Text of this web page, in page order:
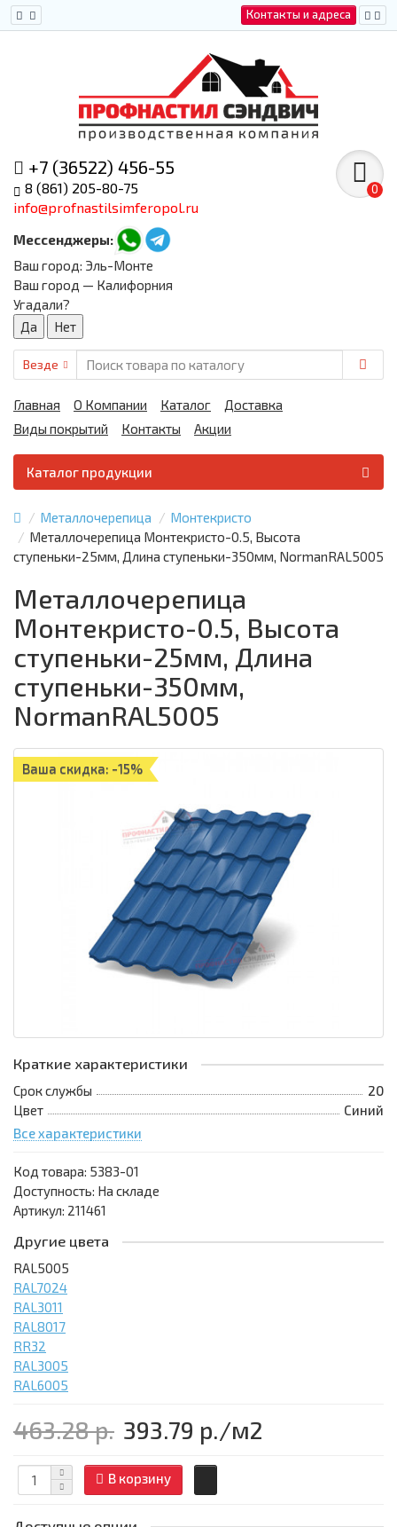
Контакты и адреса
+7 (36522) 456-55
8 (861) 205-80-75
info@profnastilsimferopol.ru
Мессенджеры:
0
Ваш город: Эль-Монте
Ваш город — Калифорния
Угадали?
Везде
Главная О Компании Каталог
Доставка
Виды покрытий
Контакты Акции
Каталог продукции
Металлочерепица
Монтекристо
Металлочерепица Монтекристо-0.5, Высота
ступеньки-25мм, Длина ступеньки-350мм, NormanRAL5005
Металлочерепица
Монтекристо-0.5, Высота
ступеньки-25мм, Длина
ступеньки-350мм,
NormanRAL5005
Ваша скидка: -15%
Краткие характеристики
Срок службы
20
Цвет
Синий
Все характеристики
Код товара: 5383-01
Доступность: На складе
Артикул: 211461
Другие цвета
RAL5005
RAL7024
RAL3011
RAL8017
RR32
RAL3005
RAL6005
463.28 р. 393.79 р./м2
В корзину